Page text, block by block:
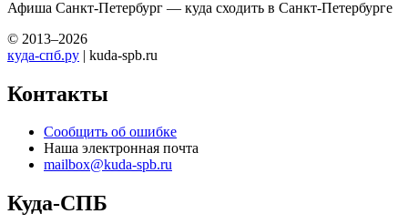
Афиша Санкт-Петербург — куда сходить в Санкт-Петербурге
© 2013–2026
куда-спб.ру | kuda-spb.ru
Контакты
Сообщить об ошибке
Наша электронная почта
mailbox@kuda-spb.ru
Куда-СПБ